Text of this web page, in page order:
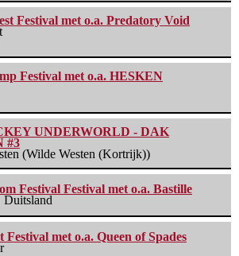
Festival met o.a. Predatory Void
Festival met o.a. HESKEN
UNDERWORLD - DAK
#3
(Wilde Westen (Kortrijk))
Festival Festival met o.a. Bastille
Duitsland
Festival met o.a. Queen of Spades